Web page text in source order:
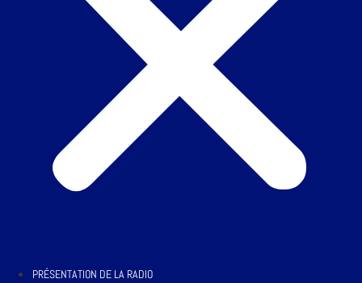
PRÉSENTATION DE LA RADIO